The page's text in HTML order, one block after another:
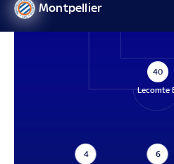
Montpellier
40
Lecomte
4
6